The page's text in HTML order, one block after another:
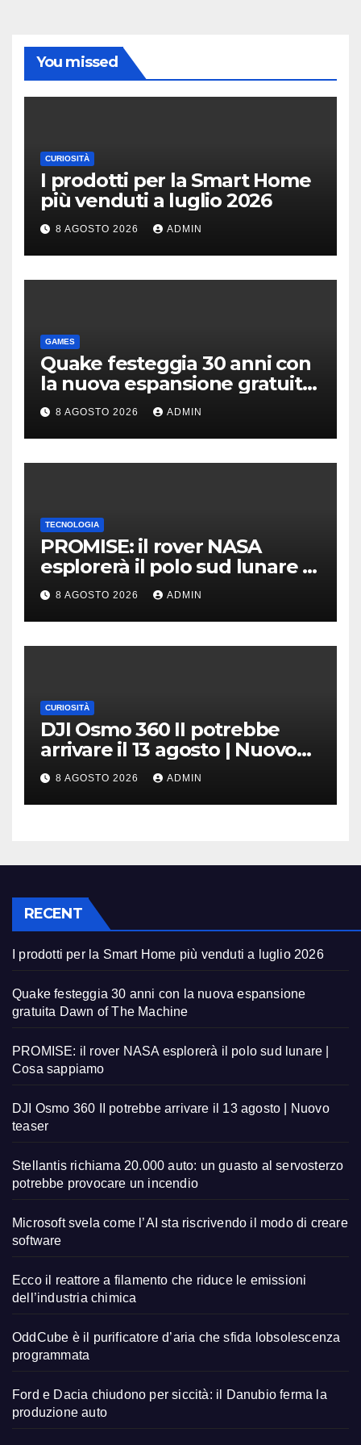
You missed
CURIOSITÀ
I prodotti per la Smart Home
più venduti a luglio 2026
8 AGOSTO 2026 ADMIN
GAMES
Quake festeggia 30 anni con
la nuova espansione gratuita
Dawn of The Machine
8 AGOSTO 2026 ADMIN
TECNOLOGIA
PROMISE: il rover NASA
esplorerà il polo sud lunare |
Cosa sappiamo
8 AGOSTO 2026 ADMIN
CURIOSITÀ
DJI Osmo 360 II potrebbe
arrivare il 13 agosto | Nuovo
teaser
8 AGOSTO 2026 ADMIN
RECENT
I prodotti per la Smart Home più venduti a luglio 2026
Quake festeggia 30 anni con la nuova espansione
gratuita Dawn of The Machine
PROMISE: il rover NASA esplorerà il polo sud lunare |
Cosa sappiamo
DJI Osmo 360 II potrebbe arrivare il 13 agosto | Nuovo
teaser
Stellantis richiama 20.000 auto: un guasto al servosterzo
potrebbe provocare un incendio
Microsoft svela come l’AI sta riscrivendo il modo di creare
software
Ecco il reattore a filamento che riduce le emissioni
dell’industria chimica
OddCube è il purificatore d’aria che sfida lobsolescenza
programmata
Ford e Dacia chiudono per siccità: il Danubio ferma la
produzione auto